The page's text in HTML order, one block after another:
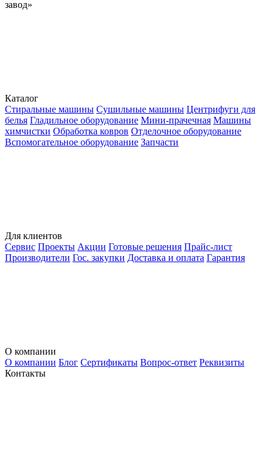
Каталог
Стиральные машины Сушильные машины Центрифуги для
белья Гладильное оборудование Мини-прачечная Машины
химчистки Обработка ковров Отделочное оборудование
Вспомогательное оборудование Запчасти
Для клиентов
Сервис Проекты Акции Готовые решения Прайс-лист
Производители Гос. закупки Доставка и оплата Гарантия
О компании
О компании Блог Сертификаты Вопрос-ответ Реквизиты
Контакты